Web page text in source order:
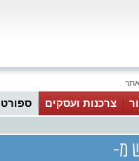
צרכנות ועסקים ספורט